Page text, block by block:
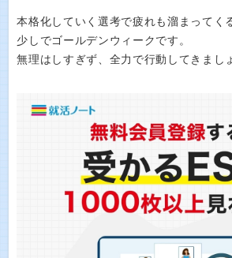
本格化していく選考で疲れも溜まってく
少しでゴールデンウィークです。
無理はしすぎず、全力で行動してきまし